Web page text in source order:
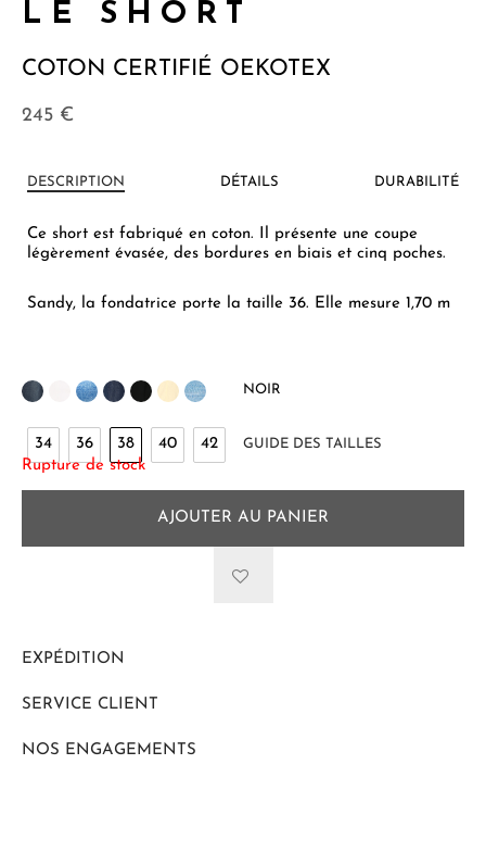
LE SHORT
COTON CERTIFIÉ OEKOTEX
245 €
DESCRIPTION DÉTAILS DURABILITÉ
Ce short est fabriqué en coton. Il présente une coupe
légèrement évasée, des bordures en biais et cinq poches.
Sandy, la fondatrice porte la taille 36. Elle mesure 1,70 m
NOIR
34 36 38 40
42
Rupture de stock
GUIDE DES TAILLES
AJOUTER AU PANIER
EXPÉDITION
SERVICE CLIENT
NOS ENGAGEMENTS